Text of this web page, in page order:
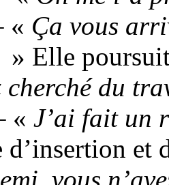
« Ça vous
» Elle
cherché du
« J’ai fait un
d’insertion
vous